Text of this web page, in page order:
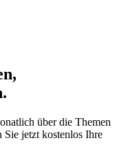
über die Themen
Sie jetzt kostenlos Ihre